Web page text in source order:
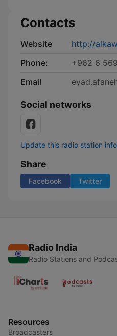
Contacts
Website
http://
Phone:
+962 6
Email
Social networks
Update this radio station
Share
Facebook Twitter
Radio India
Radio Stations and
Resources
Broadcasters